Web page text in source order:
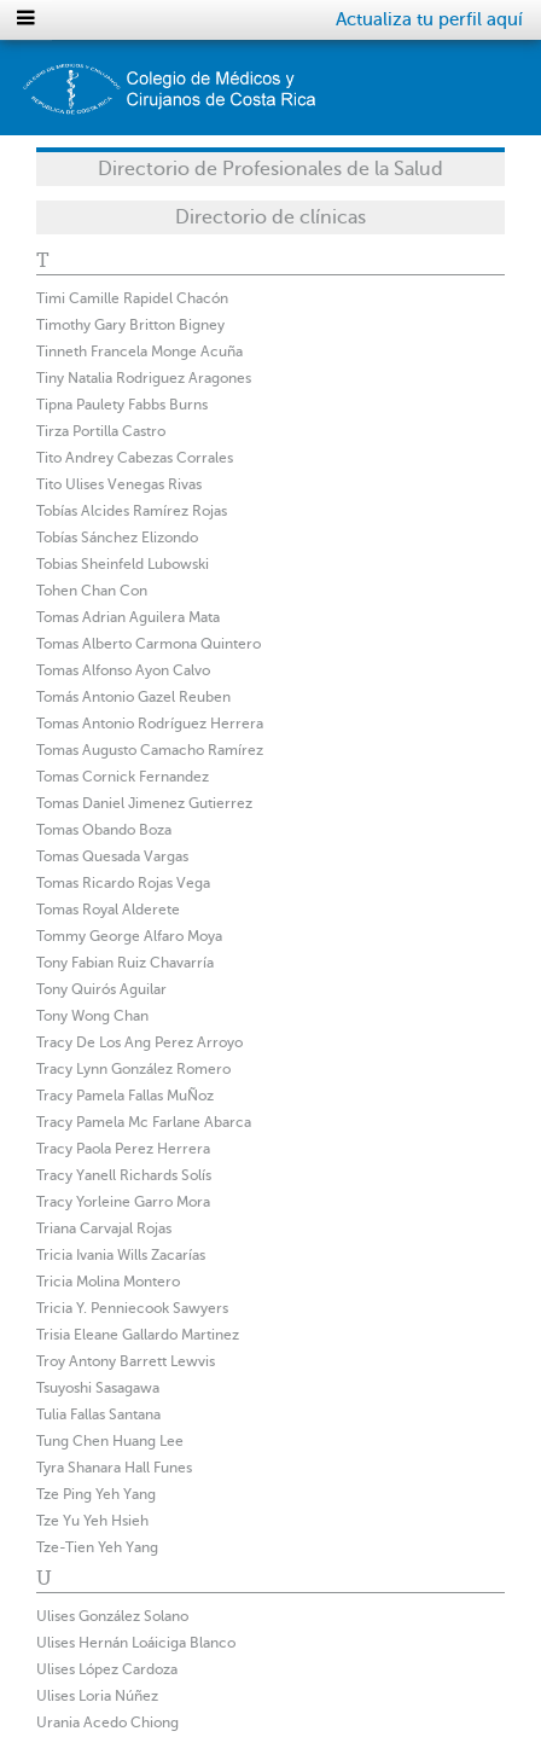
Actualiza tu perfil aquí
Directorio de Profesionales de la Salud
Directorio de clínicas
T
Timi Camille Rapidel Chacón
Timothy Gary Britton Bigney
Tinneth Francela Monge Acuña
Tiny Natalia Rodriguez Aragones
Tipna Paulety Fabbs Burns
Tirza Portilla Castro
Tito Andrey Cabezas Corrales
Tito Ulises Venegas Rivas
Tobías Alcides Ramírez Rojas
Tobías Sánchez Elizondo
Tobias Sheinfeld Lubowski
Tohen Chan Con
Tomas Adrian Aguilera Mata
Tomas Alberto Carmona Quintero
Tomas Alfonso Ayon Calvo
Tomás Antonio Gazel Reuben
Tomas Antonio Rodríguez Herrera
Tomas Augusto Camacho Ramírez
Tomas Cornick Fernandez
Tomas Daniel Jimenez Gutierrez
Tomas Obando Boza
Tomas Quesada Vargas
Tomas Ricardo Rojas Vega
Tomas Royal Alderete
Tommy George Alfaro Moya
Tony Fabian Ruiz Chavarría
Tony Quirós Aguilar
Tony Wong Chan
Tracy De Los Ang Perez Arroyo
Tracy Lynn González Romero
Tracy Pamela Fallas MuÑoz
Tracy Pamela Mc Farlane Abarca
Tracy Paola Perez Herrera
Tracy Yanell Richards Solís
Tracy Yorleine Garro Mora
Triana Carvajal Rojas
Tricia Ivania Wills Zacarías
Tricia Molina Montero
Tricia Y. Penniecook Sawyers
Trisia Eleane Gallardo Martinez
Troy Antony Barrett Lewvis
Tsuyoshi Sasagawa
Tulia Fallas Santana
Tung Chen Huang Lee
Tyra Shanara Hall Funes
Tze Ping Yeh Yang
Tze Yu Yeh Hsieh
Tze-Tien Yeh Yang
U
Ulises González Solano
Ulises Hernán Loáiciga Blanco
Ulises López Cardoza
Ulises Loria Núñez
Urania Acedo Chiong